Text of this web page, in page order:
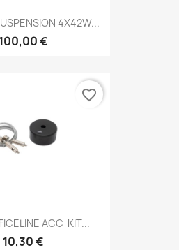
4X42W...
100,00 €
ACC-KIT...
10,30 €
favorite_border